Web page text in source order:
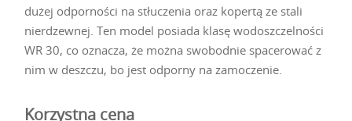
dużej odporności na stłuczenia oraz kopertą ze stali
nierdzewnej. Ten model posiada klasę wodoszczelności
WR 30, co oznacza, że można swobodnie spacerować z
nim w deszczu, bo jest odporny na zamoczenie.
Korzystna cena